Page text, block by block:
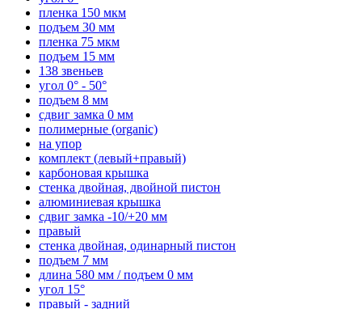
пленка 150 мкм
подъем 30 мм
пленка 75 мкм
подъем 15 мм
138 звеньев
угол 0° - 50°
подъем 8 мм
сдвиг замка 0 мм
полимерные (organic)
на упор
комплект (левый+правый)
карбоновая крышка
стенка двойная, двойной пистон
алюминиевая крышка
сдвиг замка -10/+20 мм
правый
стенка двойная, одинарный пистон
подъем 7 мм
длина 580 мм / подъем 0 мм
угол 15°
правый - задний